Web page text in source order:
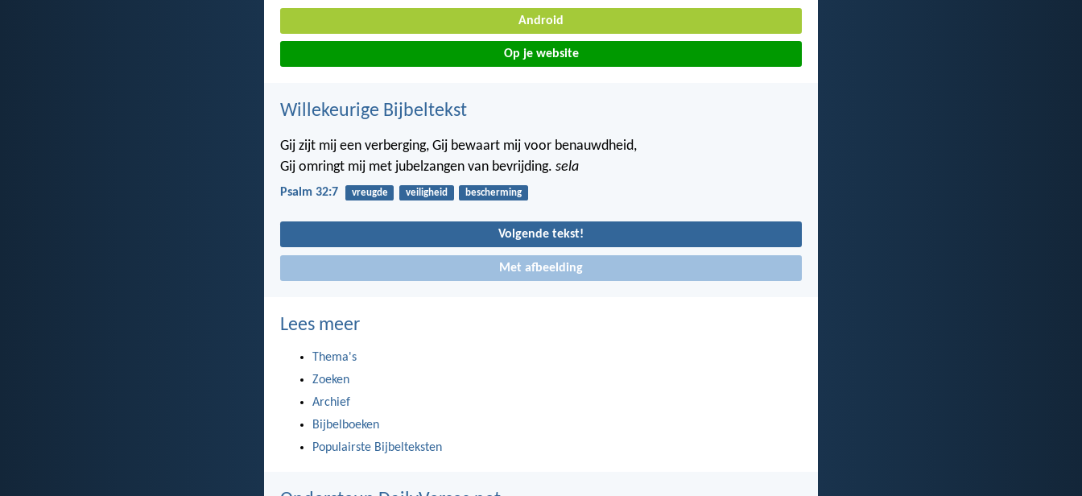
Android
Op je website
Willekeurige Bijbeltekst
Gij zijt mij een verberging, Gij bewaart mij voor benauwdheid,
Gij omringt mij met jubelzangen van bevrijding. sela
Psalm 32:7 vreugde veiligheid bescherming
Volgende tekst!
Met afbeelding
Lees meer
Thema's
Zoeken
Archief
Bijbelboeken
Populairste Bijbelteksten